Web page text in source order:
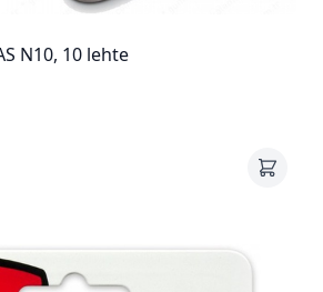
Klammerdaja MAS N10, 10 lehte